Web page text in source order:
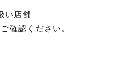
い店舗
確認ください。